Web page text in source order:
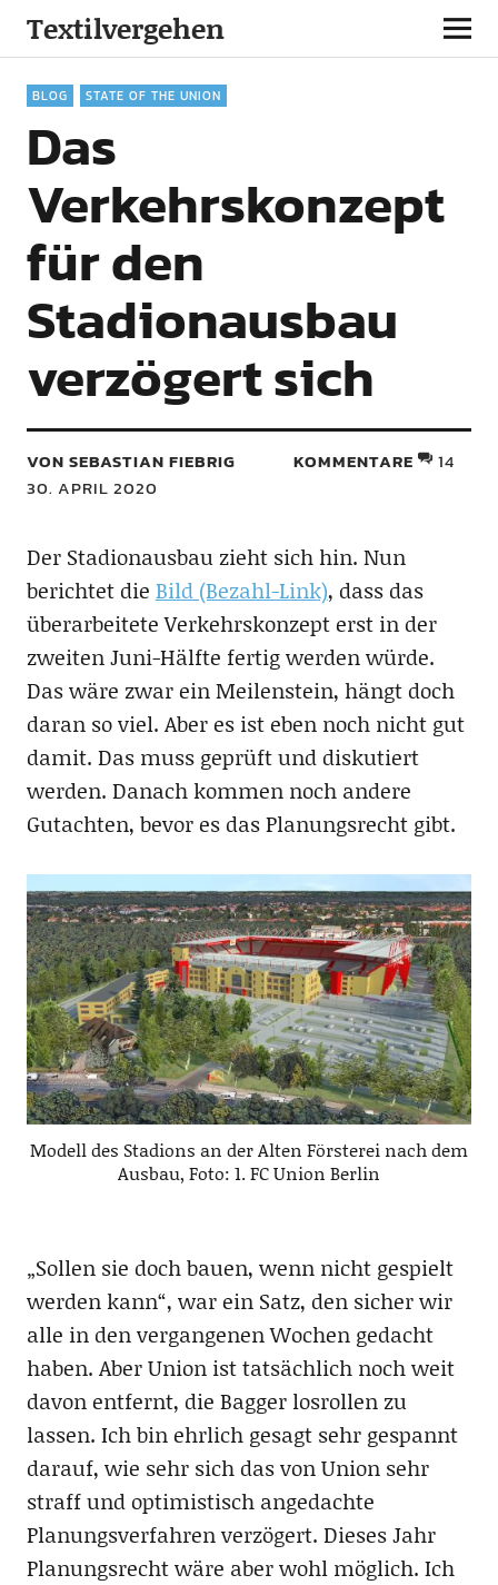
Textilvergehen
BLOG STATE OF THE UNION
Das
Verkehrskonzept
für den
Stadionausbau
verzögert sich
VON SEBASTIAN FIEBRIG
30. APRIL 2020
KOMMENTARE 14
Der Stadionausbau zieht sich hin. Nun
berichtet die Bild (Bezahl-Link), dass das
überarbeitete Verkehrskonzept erst in der
zweiten Juni-Hälfte fertig werden würde.
Das wäre zwar ein Meilenstein, hängt doch
daran so viel. Aber es ist eben noch nicht gut
damit. Das muss geprüft und diskutiert
werden. Danach kommen noch andere
Gutachten, bevor es das Planungsrecht gibt.
Modell des Stadions an der Alten Försterei nach dem
Ausbau, Foto: 1. FC Union Berlin
„Sollen sie doch bauen, wenn nicht gespielt
werden kann“, war ein Satz, den sicher wir
alle in den vergangenen Wochen gedacht
haben. Aber Union ist tatsächlich noch weit
davon entfernt, die Bagger losrollen zu
lassen. Ich bin ehrlich gesagt sehr gespannt
darauf, wie sehr sich das von Union sehr
straff und optimistisch angedachte
Planungsverfahren verzögert. Dieses Jahr
Planungsrecht wäre aber wohl möglich. Ich